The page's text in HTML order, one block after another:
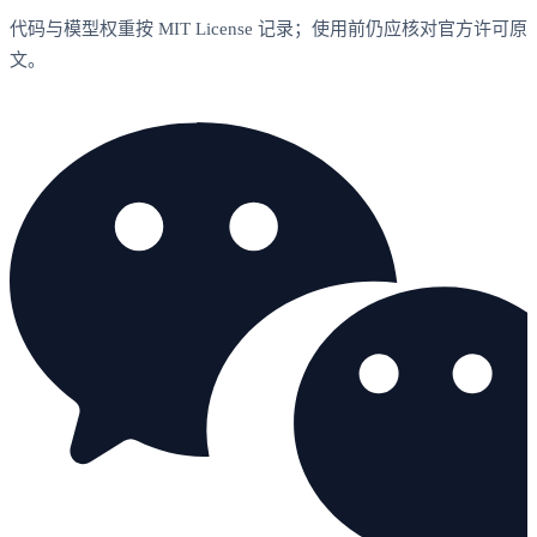
代码与模型权重按 MIT License 记录；使用前仍应核对官方许可原
文。